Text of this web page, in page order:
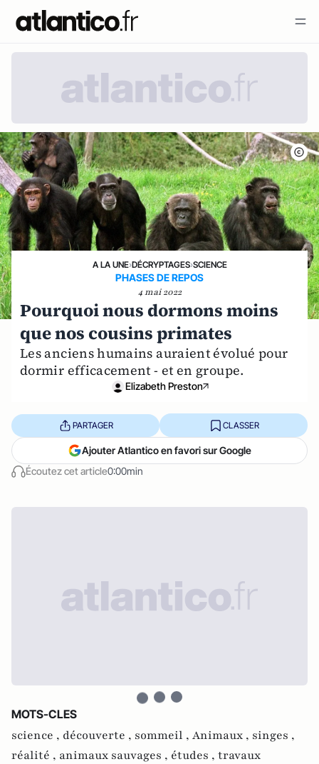
A LA UNE›DÉCRYPTAGES›SCIENCE
PHASES DE REPOS
4 mai 2022
Pourquoi nous dormons moins
que nos cousins primates
Les anciens humains auraient évolué pour
dormir efficacement - et en groupe.
Elizabeth Preston
Écoutez cet article0:00min
PARTAGER CLASSER
Ajouter Atlantico en favori sur Google
MOTS-CLES
science , découverte , sommeil , Animaux , singes ,
réalité , animaux sauvages , études , travaux